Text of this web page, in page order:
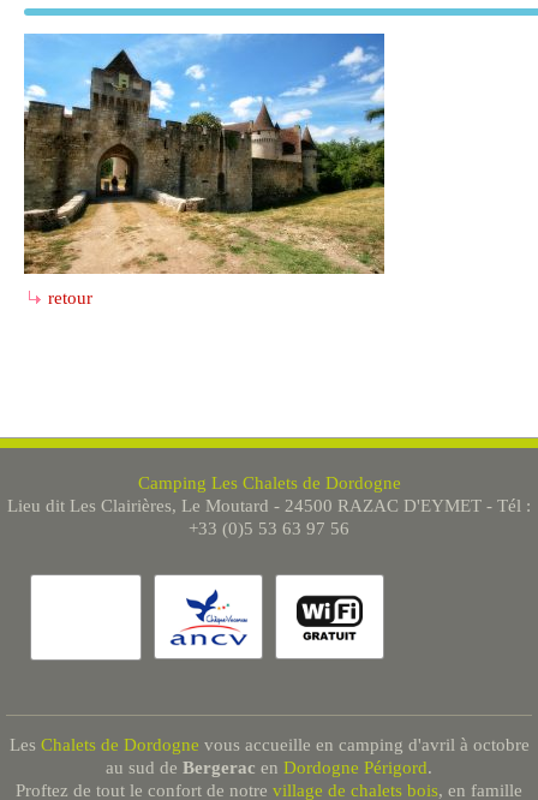
retour
Camping Les Chalets de Dordogne
Lieu dit Les Clairières, Le Moutard - 24500 RAZAC D'EYMET - Tél :
+33 (0)5 53 63 97 56
Les Chalets de Dordogne vous accueille en camping d'avril à octobre
au sud de Bergerac en Dordogne Périgord.
Proftez de tout le confort de notre village de chalets bois, en famille